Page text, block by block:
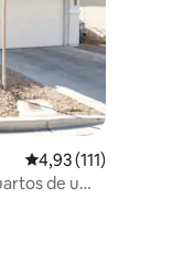
4,93 de uma
4,93 (111)
de um